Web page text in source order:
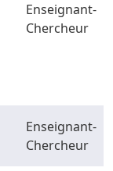
Enseignant-
Chercheur
Enseignant-
Chercheur